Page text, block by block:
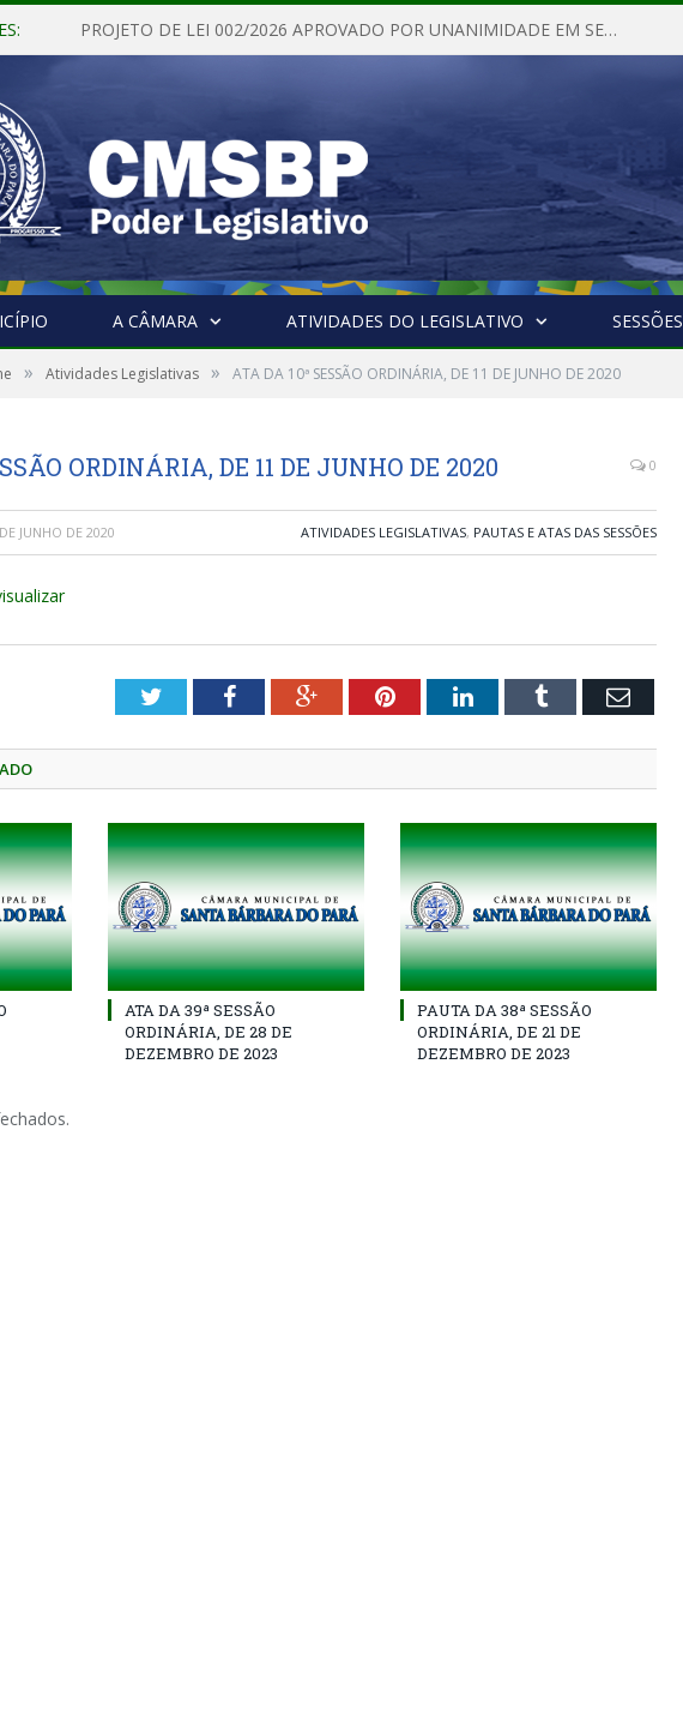
PROJETO DE LEI 002/2026 APROVADO POR UNANIMIDADE EM SESSÃO ORDINÁRIA NESTA QUINTA – FEIRA 28 DE MAIO DE 2026
A CÂMARA ATIVIDADES DO LEGISLATIVO SESSÕES
» Atividades Legislativas » ATA DA 10ª SESSÃO ORDINÁRIA, DE 11 DE JUNHO DE 2020
ORDINÁRIA, DE 11 DE JUNHO DE 2020 0
JUNHO DE 2020 ATIVIDADES LEGISLATIVAS, PAUTAS E ATAS DAS SESSÕES
TwitterFacebookGoogle+PinterestLinkedInTumblr Email
ATA DA 39ª SESSÃO
ORDINÁRIA, DE 28 DE
DEZEMBRO DE 2023
PAUTA DA 38ª SESSÃO
ORDINÁRIA, DE 21 DE
DEZEMBRO DE 2023